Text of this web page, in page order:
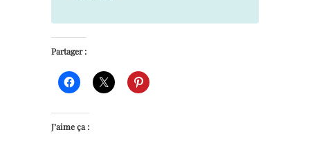
Partager :
J’aime ça :